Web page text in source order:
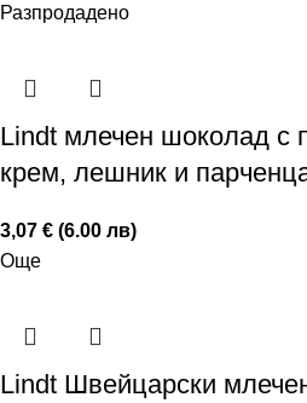
Разпродадено
Lindt млечен шоколад с
крем, лешник и
3,07 € (6.00 лв)
Още
Lindt Швейцарски